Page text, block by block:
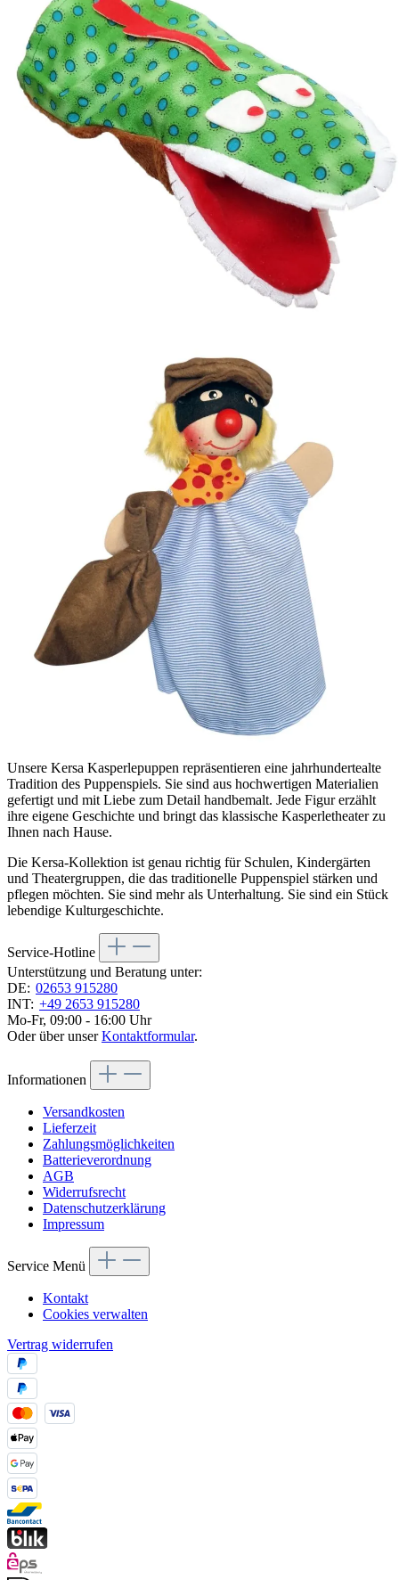
Unsere Kersa Kasperlepuppen repräsentieren eine jahrhundertealte
Tradition des Puppenspiels. Sie sind aus hochwertigen Materialien
gefertigt und mit Liebe zum Detail handbemalt. Jede Figur erzählt
ihre eigene Geschichte und bringt das klassische Kasperletheater zu
Ihnen nach Hause.
Die Kersa-Kollektion ist genau richtig für Schulen, Kindergärten
und Theatergruppen, die das traditionelle Puppenspiel stärken und
pflegen möchten. Sie sind mehr als Unterhaltung. Sie sind ein Stück
lebendige Kulturgeschichte.
Service-Hotline
Unterstützung und Beratung unter:
DE: 02653 915280
INT: +49 2653 915280
Mo-Fr, 09:00 - 16:00 Uhr
Oder über unserKontaktformular.
Informationen
Versandkosten
Lieferzeit
Zahlungsmöglichkeiten
Batterieverordnung
AGB
Widerrufsrecht
Datenschutzerklärung
Impressum
Service Menü
Kontakt
Cookies verwalten
Vertrag widerrufen